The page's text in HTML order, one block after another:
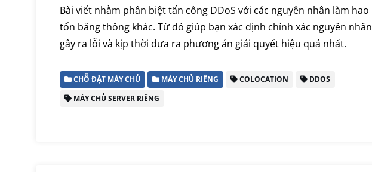
Bài viết nhằm phân biệt tấn công DDoS với các nguyên nhân làm hao
tốn băng thông khác. Từ đó giúp bạn xác định chính xác nguyên nhân
gây ra lỗi và kịp thời đưa ra phương án giải quyết hiệu quả nhất.
CHỖ ĐẶT MÁY CHỦ MÁY CHỦ RIÊNG COLOCATION
DDOS
MÁY CHỦ SERVER RIÊNG